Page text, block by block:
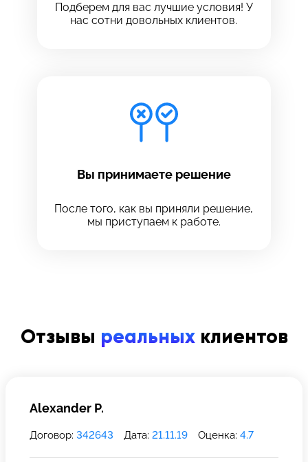
Подберем для вас лучшие условия! У
нас сотни довольных клиентов.
Вы принимаете решение
После того, как вы приняли решение,
мы приступаем к работе.
Отзывы реальныхклиентов
Alexander P.
Договор: 342643 Дата: 21.11.19 Оценка: 4.7